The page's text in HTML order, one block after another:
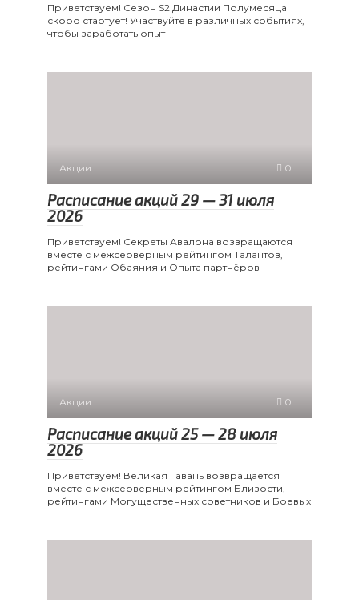
Приветствуем! Сезон S2 Династии Полумесяца
скоро стартует! Участвуйте в различных событиях,
чтобы заработать опыт
Акции 0
Расписание акций 29 — 31 июля
2026
Приветствуем! Секреты Авалона возвращаются
вместе с межсерверным рейтингом Талантов,
рейтингами Обаяния и Опыта партнёров
Акции 0
Расписание акций 25 — 28 июля
2026
Приветствуем! Великая Гавань возвращается
вместе с межсерверным рейтингом Близости,
рейтингами Могущественных советников и Боевых